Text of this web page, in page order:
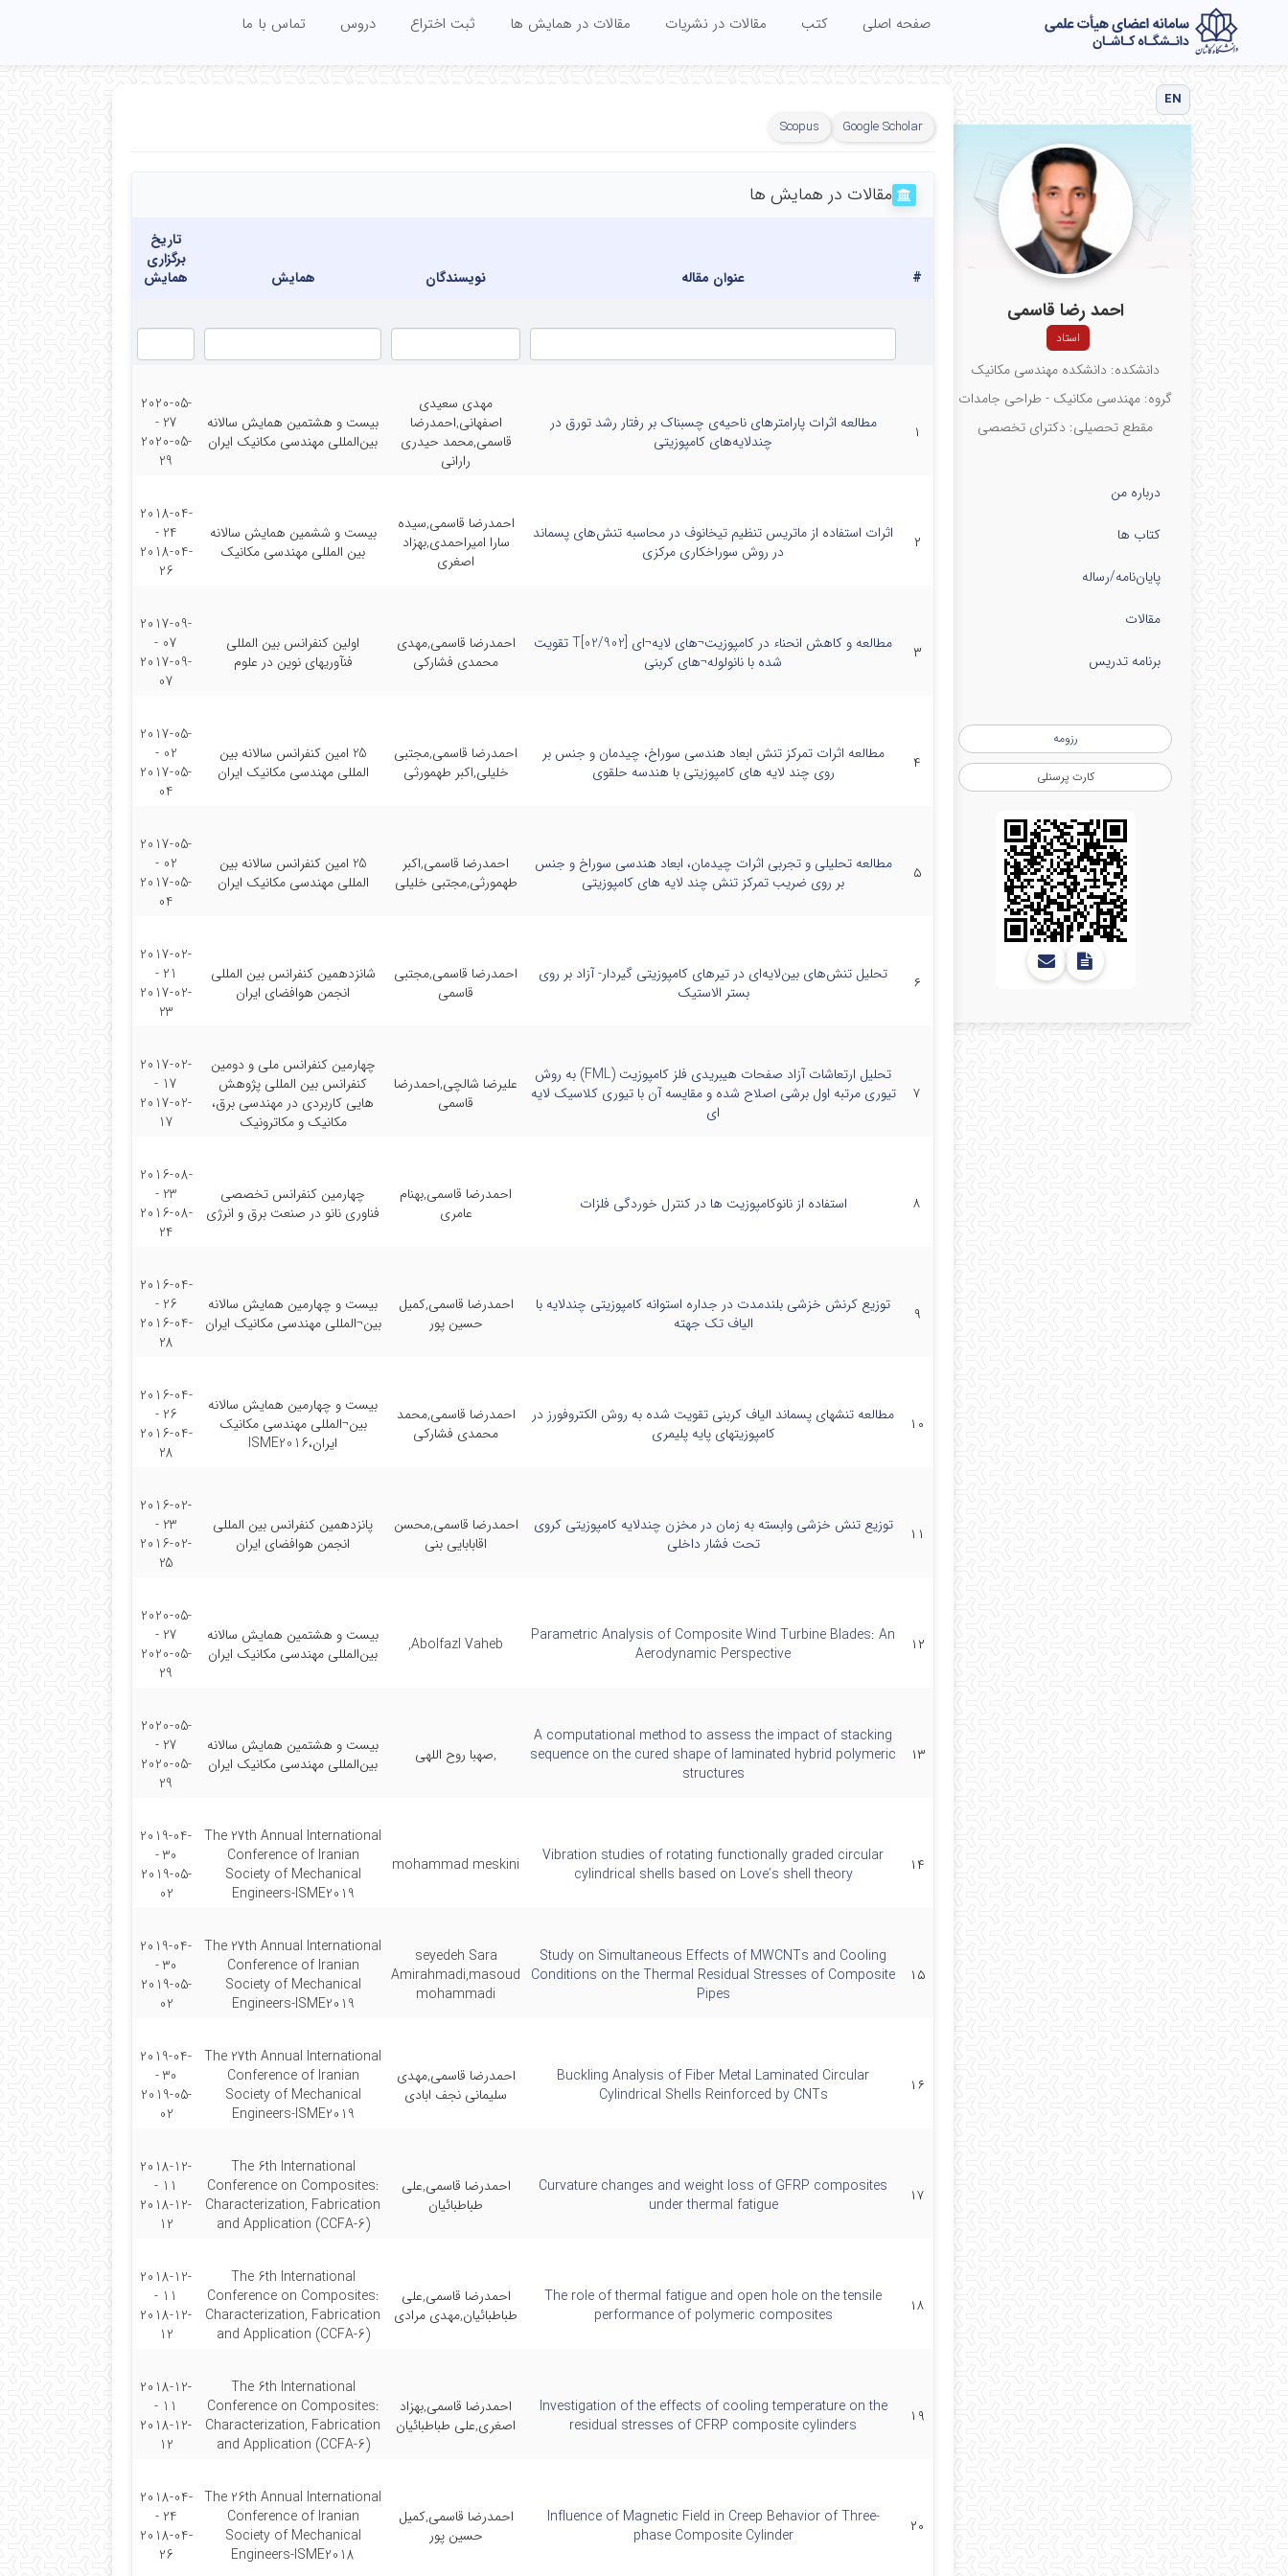
صفحه اصلی کتب مقالات در نشریات مقالات در همایش ها ثبت اختراع دروس تماس با ما
EN
احمد رضا قاسمی
استاد
دانشکده: دانشکده مهندسی مکانیک
گروه: مهندسی مکانیک - طراحی جامدات
مقطع تحصیلی: دکترای تخصصی
درباره من
کتاب ها
پایان‌نامه‌/رساله
مقالات
برنامه تدریس
رزومه
کارت پرسنلی
Google Scholar
Scopus
مقالات در همایش ها
# عنوان مقاله نویسندگان همایش
تاریخ
برگزاری
همایش
۱
مطالعه اثرات پارامترهای ناحیه‌ی چسبناک بر رفتار رشد تورق در
چندلایه‌های کامپوزیتی
مهدی سعیدی
اصفهانی,احمدرضا
قاسمی,محمد حیدری
رارانی
بیست و هشتمین همایش سالانه
بین‌المللی مهندسی مکانیک ایران
2020-05-
27 -
2020-05-
29
۲
اثرات استفاده از ماتریس تنظیم تیخانوف در محاسبه تنش‌های پسماند
در روش سوراخکاری مرکزی
احمدرضا قاسمی,سیده
سارا امیراحمدی,بهزاد
اصغری
بیست و ششمین همایش سالانه
بین المللی مهندسی مکانیک
2018-04-
24 -
2018-04-
26
۳
مطالعه و کاهش انحناء در کامپوزیت¬های لایه¬ای [02/902]T تقویت
شده با نانولوله¬های کربنی
احمدرضا قاسمی,مهدی
محمدی فشارکی
اولین کنفرانس بین المللی
فنآوریهای نوین در علوم
2017-09-
07 -
2017-09-
07
۴
مطالعه اثرات تمرکز تنش ابعاد هندسی سوراخ، چیدمان و جنس بر
روی چند لایه های کامپوزیتی با هندسه حلقوی
احمدرضا قاسمی,مجتبی
خلیلی,اکبر طهمورثی
25 امین کنفرانس سالانه بین
المللی مهندسی مکانیک ایران
2017-05-
02 -
2017-05-
04
۵
مطالعه تحلیلی و تجربی اثرات چیدمان، ابعاد هندسی سوراخ و جنس
بر روی ضریب تمرکز تنش چند لایه های کامپوزیتی
احمدرضا قاسمی,اکبر
طهمورثی,مجتبی خلیلی
25 امین کنفرانس سالانه بین
المللی مهندسی مکانیک ایران
2017-05-
02 -
2017-05-
04
۶
تحلیل تنش‌های بین‌لایه‌ای در تیرهای کامپوزیتی گیردار- آزاد بر روی
بستر الاستیک
احمدرضا قاسمی,مجتبی
قاسمی
شانزدهمین کنفرانس بین المللی
انجمن هوافضای ایران
2017-02-
21 -
2017-02-
23
۷
تحلیل ارتعاشات آزاد صفحات هیبریدی فلز کامپوزیت (FML) به روش
تیوری مرتبه اول برشی اصلاح شده و مقایسه آن با تیوری کلاسیک لایه
ای
علیرضا شالچی,احمدرضا
قاسمی
چهارمین کنفرانس ملی و دومین
کنفرانس بین المللی پژوهش
هایی کاربردی در مهندسی برق،
مکانیک و مکاترونیک
2017-02-
17 -
2017-02-
17
۸ استفاده از نانوکامپوزیت ها در کنترل خوردگی فلزات
احمدرضا قاسمی,بهنام
عامری
چهارمین کنفرانس تخصصی
فناوری نانو در صنعت برق و انرژی
2016-08-
23 -
2016-08-
24
۹
توزیع کرنش خزشی بلندمدت در جداره استوانه کامپوزیتی چندلایه با
الیاف تک جهته
احمدرضا قاسمی,کمیل
حسین پور
بیست و چهارمین همایش سالانه
بین¬المللی مهندسی مکانیک ایران
2016-04-
26 -
2016-04-
28
۱۰
مطالعه تنشهای پسماند الیاف کربنی تقویت شده به روش الکتروفورز در
کامپوزیتهای پایه پلیمری
احمدرضا قاسمی,محمد
محمدی فشارکی
بیست و چهارمین همایش سالانه
بین¬المللی مهندسی مکانیک
ایران،ISME2016
2016-04-
26 -
2016-04-
28
۱۱
توزیع تنش خزشی وابسته به زمان در مخزن چندلایه کامپوزیتی کروی
تحت فشار داخلی
احمدرضا قاسمی,محسن
اقابابایی بنی
پانزدهمین کنفرانس بین المللی
انجمن هوافضای ایران
2016-02-
23 -
2016-02-
25
۱۲
Parametric Analysis of Composite Wind Turbine Blades: An
Aerodynamic Perspective
Abolfazl Vaheb,
بیست و هشتمین همایش سالانه
بین‌المللی مهندسی مکانیک ایران
2020-05-
27 -
2020-05-
29
۱۳
A computational method to assess the impact of stacking
sequence on the cured shape of laminated hybrid polymeric
structures
,صهبا روح اللهی
بیست و هشتمین همایش سالانه
بین‌المللی مهندسی مکانیک ایران
2020-05-
27 -
2020-05-
29
۱۴
Vibration studies of rotating functionally graded circular
cylindrical shells based on Love’s shell theory
mohammad meskini
The 27th Annual International
Conference of Iranian
Society of Mechanical
Engineers-ISME2019
2019-04-
30 -
2019-05-
02
۱۵
Study on Simultaneous Effects of MWCNTs and Cooling
Conditions on the Thermal Residual Stresses of Composite
Pipes
seyedeh Sara
Amirahmadi,masoud
mohammadi
The 27th Annual International
Conference of Iranian
Society of Mechanical
Engineers-ISME2019
2019-04-
30 -
2019-05-
02
۱۶
Buckling Analysis of Fiber Metal Laminated Circular
Cylindrical Shells Reinforced by CNTs
احمدرضا قاسمی,مهدی
سلیمانی نجف ابادی
The 27th Annual International
Conference of Iranian
Society of Mechanical
Engineers-ISME2019
2019-04-
30 -
2019-05-
02
۱۷
Curvature changes and weight loss of GFRP composites
under thermal fatigue
احمدرضا قاسمی,علی
طباطبائیان
The 6th International
Conference on Composites:
Characterization, Fabrication
and Application (CCFA-6)
2018-12-
11 -
2018-12-
12
۱۸
The role of thermal fatigue and open hole on the tensile
performance of polymeric composites
احمدرضا قاسمی,علی
طباطبائیان,مهدی مرادی
The 6th International
Conference on Composites:
Characterization, Fabrication
and Application (CCFA-6)
2018-12-
11 -
2018-12-
12
۱۹
Investigation of the effects of cooling temperature on the
residual stresses of CFRP composite cylinders
احمدرضا قاسمی,بهزاد
اصغری,علی طباطبائیان
The 6th International
Conference on Composites:
Characterization, Fabrication
and Application (CCFA-6)
2018-12-
11 -
2018-12-
12
۲۰
Influence of Magnetic Field in Creep Behavior of Three-
phase Composite Cylinder
احمدرضا قاسمی,کمیل
حسین پور
The 26th Annual International
Conference of Iranian
Society of Mechanical
Engineers-ISME2018
2018-04-
24 -
2018-04-
26